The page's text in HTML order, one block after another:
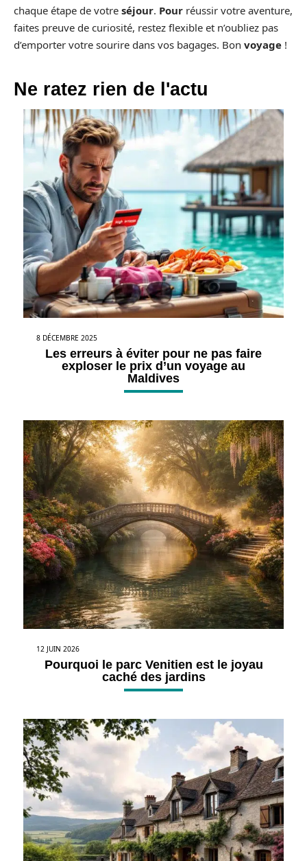
chaque étape de votre séjour. Pour réussir votre aventure,
faites preuve de curiosité, restez flexible et n’oubliez pas
d’emporter votre sourire dans vos bagages. Bon voyage !
Ne ratez rien de l'actu
8 DÉCEMBRE 2025
Les erreurs à éviter pour ne pas faire
exploser le prix d’un voyage au
Maldives
12 JUIN 2026
Pourquoi le parc Venitien est le joyau
caché des jardins